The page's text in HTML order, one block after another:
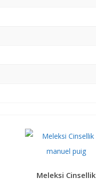
Meleksi Cinsellik